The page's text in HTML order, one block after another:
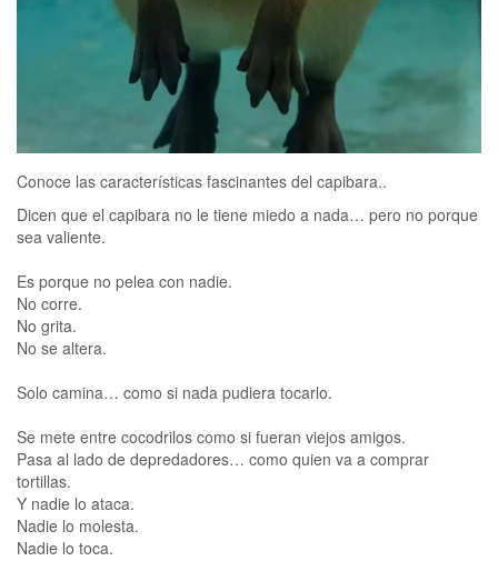
Conoce las características fascinantes del capibara..
Dicen que el capibara no le tiene miedo a nada… pero no porque
sea valiente.
Es porque no pelea con nadie.
No corre.
No grita.
No se altera.
Solo camina… como si nada pudiera tocarlo.
Se mete entre cocodrilos como si fueran viejos amigos.
Pasa al lado de depredadores… como quien va a comprar
tortillas.
Y nadie lo ataca.
Nadie lo molesta.
Nadie lo toca.